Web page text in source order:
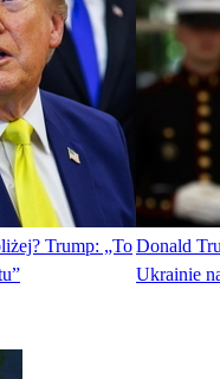
Trump: „ToDonald
Ukrainie